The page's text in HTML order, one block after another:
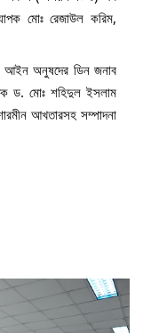
মোঃ রেজাউল করিম,
আইন অনুষদের ডিন জনাব
ড. মোঃ শহিদুল ইসলাম
আখতারসহ সম্পাদনা